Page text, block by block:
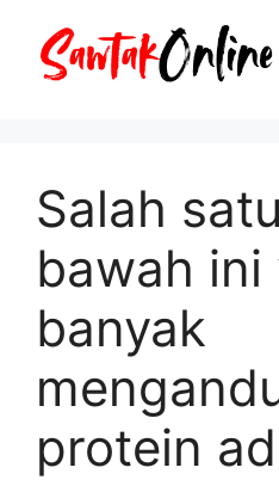
Salah
bawah ini
banyak
protein